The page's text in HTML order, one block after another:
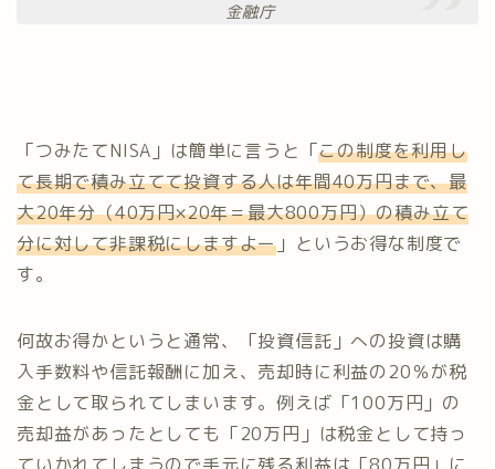
金融庁
「つみたてNISA」は簡単に言うと「この制度を利用し
て長期で積み立てて投資する人は年間40万円まで、最
大20年分（40万円×20年＝最大800万円）の積み立て
分に対して非課税にしますよー 」というお得な制度で
す。
何故お得かというと通常、「投資信託」への投資は購
入手数料や信託報酬に加え、売却時に利益の20％が税
金として取られてしまいます。例えば「100万円」の
売却益があったとしても「20万円」は税金として持っ